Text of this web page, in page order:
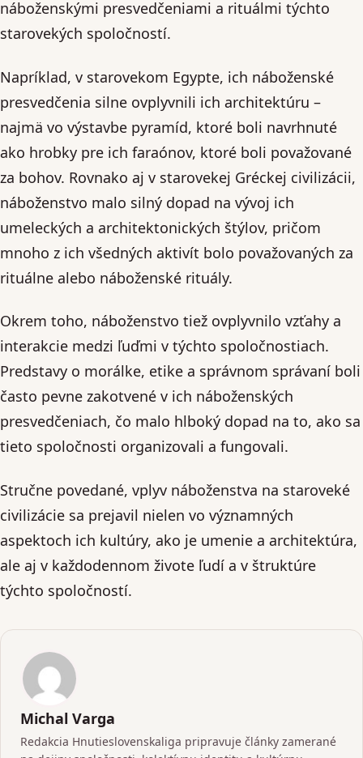
náboženskými presvedčeniami a rituálmi týchto
starovekých spoločností.
Napríklad, v starovekom Egypte, ich náboženské
presvedčenia silne ovplyvnili ich architektúru –
najmä vo výstavbe pyramíd, ktoré boli navrhnuté
ako hrobky pre ich faraónov, ktoré boli považované
za bohov. Rovnako aj v starovekej Gréckej civilizácii,
náboženstvo malo silný dopad na vývoj ich
umeleckých a architektonických štýlov, pričom
mnoho z ich všedných aktivít bolo považovaných za
rituálne alebo náboženské rituály.
Okrem toho, náboženstvo tiež ovplyvnilo vzťahy a
interakcie medzi ľuďmi v týchto spoločnostiach.
Predstavy o morálke, etike a správnom správaní boli
často pevne zakotvené v ich náboženských
presvedčeniach, čo malo hlboký dopad na to, ako sa
tieto spoločnosti organizovali a fungovali.
Stručne povedané, vplyv náboženstva na staroveké
civilizácie sa prejavil nielen vo významných
aspektoch ich kultúry, ako je umenie a architektúra,
ale aj v každodennom živote ľudí a v štruktúre
týchto spoločností.
Michal Varga
Redakcia Hnutieslovenskaliga pripravuje články zamerané